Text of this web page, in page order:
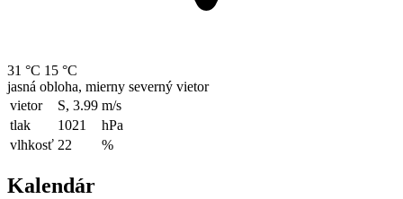
31 °C 15 °C
jasná obloha, mierny severný vietor
vietor
S, 3.99 m/s
tlak
1021
hPa
vlhkosť 22 %
Kalendár